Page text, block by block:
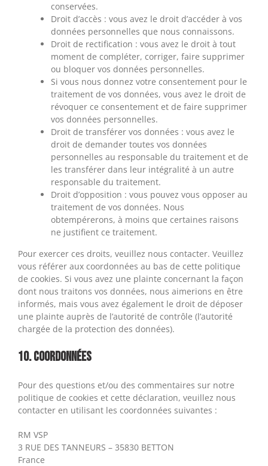
conservées.
Droit d’accès : vous avez le droit d’accéder à vos
données personnelles que nous connaissons.
Droit de rectification : vous avez le droit à tout
moment de compléter, corriger, faire supprimer
ou bloquer vos données personnelles.
Si vous nous donnez votre consentement pour le
traitement de vos données, vous avez le droit de
révoquer ce consentement et de faire supprimer
vos données personnelles.
Droit de transférer vos données : vous avez le
droit de demander toutes vos données
personnelles au responsable du traitement et de
les transférer dans leur intégralité à un autre
responsable du traitement.
Droit d’opposition : vous pouvez vous opposer au
traitement de vos données. Nous
obtempérerons, à moins que certaines raisons
ne justifient ce traitement.
Pour exercer ces droits, veuillez nous contacter. Veuillez
vous référer aux coordonnées au bas de cette politique
de cookies. Si vous avez une plainte concernant la façon
dont nous traitons vos données, nous aimerions en être
informés, mais vous avez également le droit de déposer
une plainte auprès de l’autorité de contrôle (l’autorité
chargée de la protection des données).
10. Coordonnées
Pour des questions et/ou des commentaires sur notre
politique de cookies et cette déclaration, veuillez nous
contacter en utilisant les coordonnées suivantes :
RM VSP
3 RUE DES TANNEURS – 35830 BETTON
France